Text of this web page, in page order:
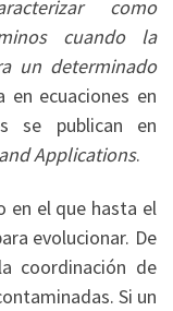
como
cuando la
un determinado
en ecuaciones en
se publican en
Applications.
en el que hasta el
evolucionar. De
coordinación de
Si un